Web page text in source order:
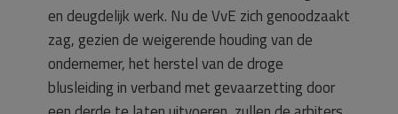
en deugdelijk werk. Nu de VvE zich genoodzaakt
zag, gezien de weigerende houding van de
ondernemer, het herstel van de droge
blusleiding in verband met gevaarzetting door